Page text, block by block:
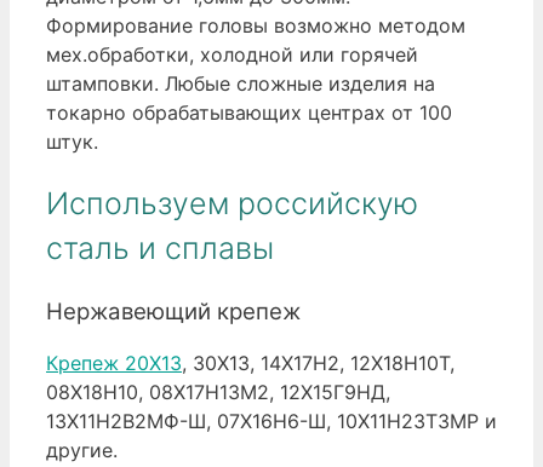
Формирование головы возможно методом
мех.обработки, холодной или горячей
штамповки. Любые сложные изделия на
токарно обрабатывающих центрах от 100
штук.
Используем российскую
сталь и сплавы
Нержавеющий крепеж
Крепеж 20Х13, 30Х13, 14Х17Н2, 12Х18Н10Т,
08Х18Н10, 08Х17Н13М2, 12Х15Г9НД,
13Х11Н2В2МФ-Ш, 07Х16Н6-Ш, 10Х11Н23Т3МР и
другие.